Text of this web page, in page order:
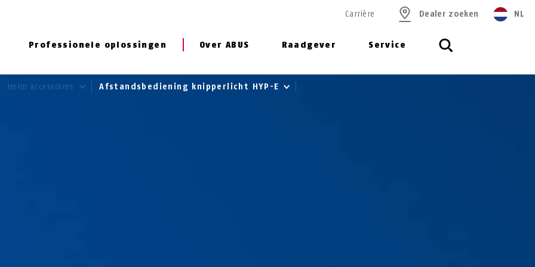
Professionele oplossingen Over ABUS Raadgever Service
Carrière Dealer zoeken NL
Helm accessoires Afstandsbediening knipperlicht HYP-E